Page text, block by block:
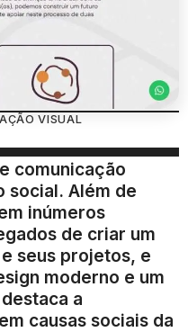
VISUAL
comunicação
social. Além de
inúmeros
de criar um
seus projetos, e
moderno e um
a
causas sociais da